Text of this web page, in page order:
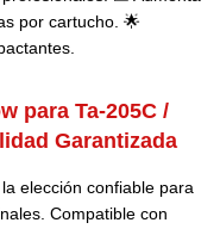
por cartucho. 🌟
para Ta-205C /
Garantizada
elección confiable para
Compatible con